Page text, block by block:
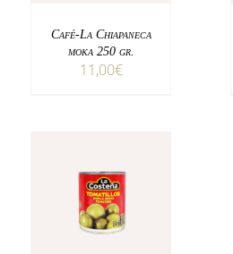
Café-La Chiapaneca
moka 250 gr.
11,00€
AÑADIR AL CARRITO
DETALLES